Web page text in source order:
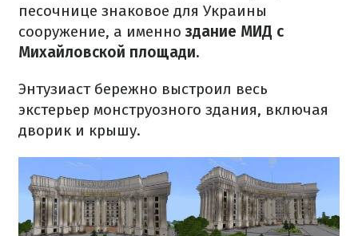
песочнице знаковое для Украины
сооружение, а именноздание МИД с
Михайловской площади.
Энтузиаст бережно выстроил весь
экстерьер монструозного здания, включая
дворик и крышу.